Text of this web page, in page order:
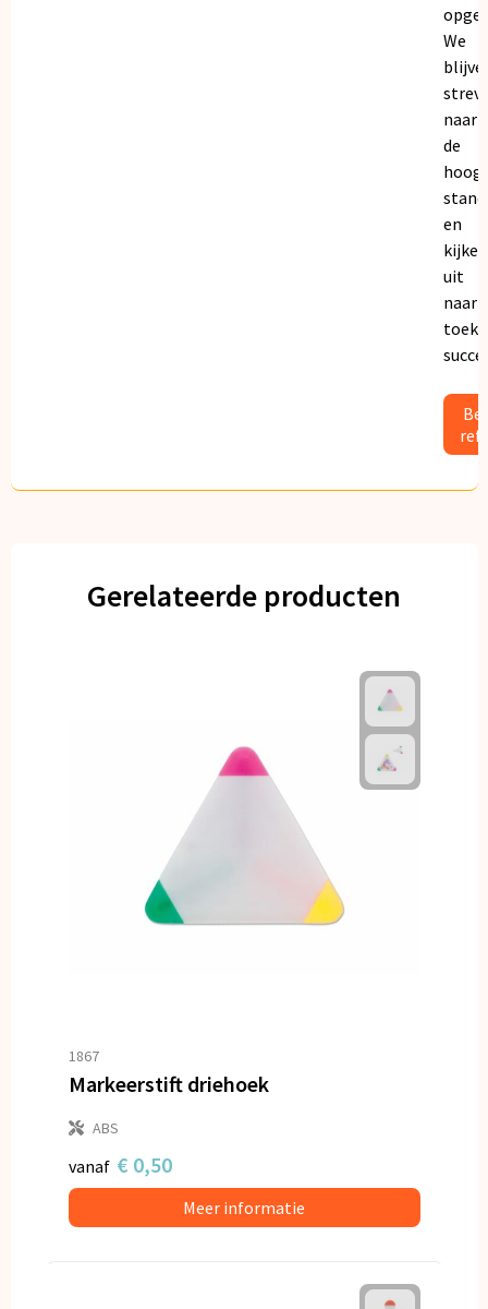
We
naar
de
en
kijken
uit
naar
Gerelateerde producten
1867
Markeerstift driehoek
ABS
vanaf € 0,50
Meer informatie